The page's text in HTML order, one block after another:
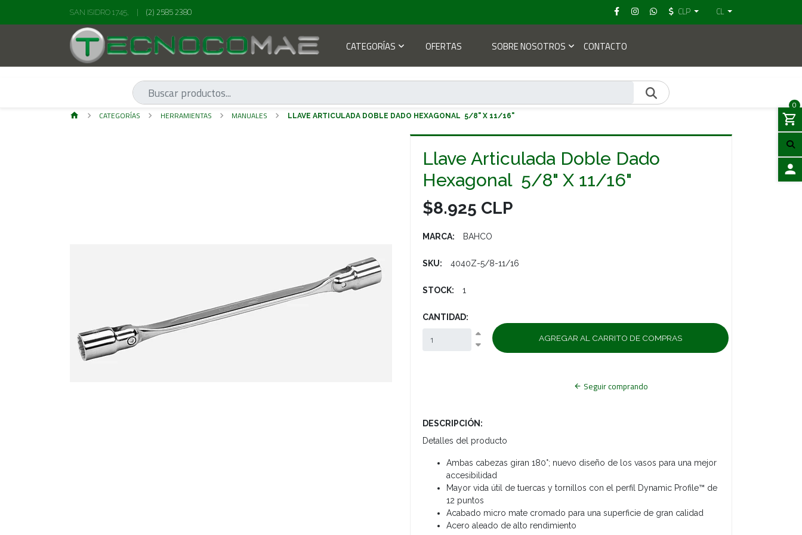
SAN ISIDRO 1745, (2) 2585 2380 CLP CL
CATEGORÍAS OFERTAS SOBRE NOSOTROS CONTACTO
0
CATEGORÍAS HERRAMIENTAS MANUALES LLAVE ARTICULADA DOBLE DADO HEXAGONAL 5/8" X 11/16"
Llave Articulada Doble Dado
Hexagonal 5/8" X 11/16"
$8.925 CLP
MARCA: BAHCO
SKU: 4040Z-5/8-11/16
STOCK: 1
CANTIDAD:
Seguir comprando
DESCRIPCIÓN:
Detalles del producto
Ambas cabezas giran 180°; nuevo diseño de los vasos para una mejor
accesibilidad
Mayor vida útil de tuercas y tornillos con el perfil Dynamic Profile™ de
12 puntos
Acabado micro mate cromado para una superficie de gran calidad
Acero aleado de alto rendimiento